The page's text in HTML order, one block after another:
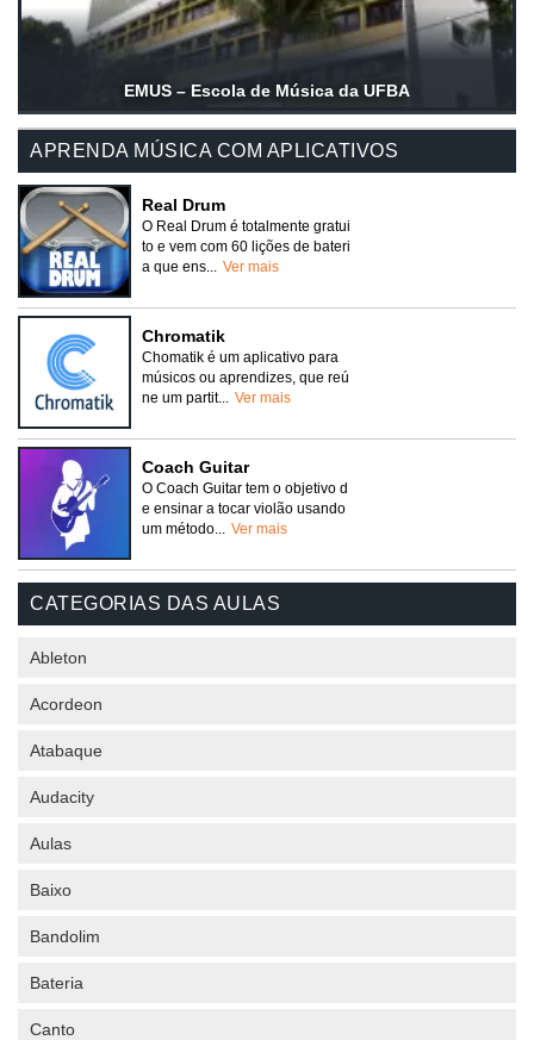
EMUS – Escola de Música da UFBA
APRENDA MÚSICA COM APLICATIVOS
Real Drum
O Real Drum é totalmente gratui
to e vem com 60 lições de bateri
a que ens... Ver mais
Chromatik
Chomatik é um aplicativo para
músicos ou aprendizes, que reú
ne um partit... Ver mais
Coach Guitar
O Coach Guitar tem o objetivo d
e ensinar a tocar violão usando
um método... Ver mais
CATEGORIAS DAS AULAS
Ableton
Acordeon
Atabaque
Audacity
Aulas
Baixo
Bandolim
Bateria
Canto